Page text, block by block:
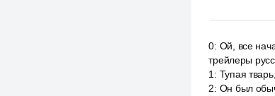
0: Ой, все
трейлеры
1 : Тупая
2: Он был